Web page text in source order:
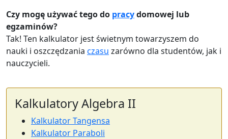
Czy mogę używać tego do pracydomowej lub
egzaminów?
Tak! Ten kalkulator jest świetnym towarzyszem do
nauki i oszczędzania czasu zarówno dla studentów, jak i
nauczycieli.
Kalkulatory Algebra II
Kalkulator Tangensa
Kalkulator Paraboli